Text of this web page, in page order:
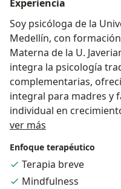
Experiencia
Soy psicóloga de la
Medellín, con
Materna de la U.
integra la psicología
complementarias,
integral para madres y
individual en
depresión y ansiedad
Consultas virtuales
este espacio serás
ver más
Enfoque terapéutico
Terapia breve
Mindfulness